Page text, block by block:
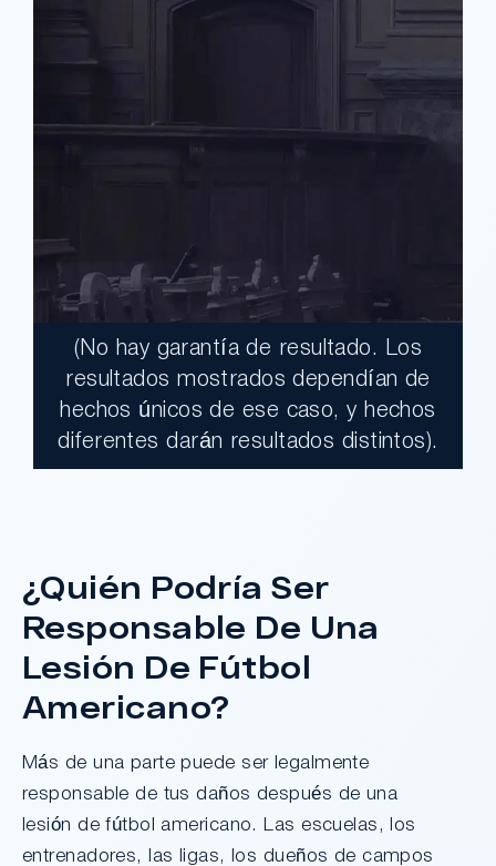
$17,900,000.00
Un jurado declaró al Condado de Los
¿Tengo Un Caso?
(No hay garantía de resultado. Los
resultados mostrados dependían de
hechos únicos de ese caso, y hechos
diferentes darán resultados distintos).
¿Quién Podría Ser
Responsable De Una
Lesión De Fútbol
Americano?
Más de una parte puede ser legalmente
responsable de tus daños después de una
lesión de fútbol americano. Las escuelas, los
entrenadores, las ligas, los dueños de campos